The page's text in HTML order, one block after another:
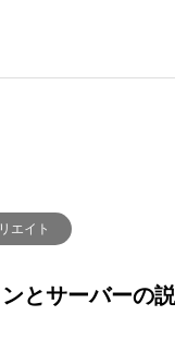
エイト
ンとサーバーの